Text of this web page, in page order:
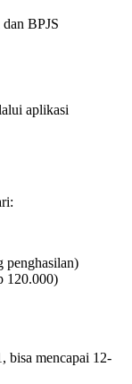
BPJS
aplikasi
penghasilan)
120.000)
bisa mencapai 12-